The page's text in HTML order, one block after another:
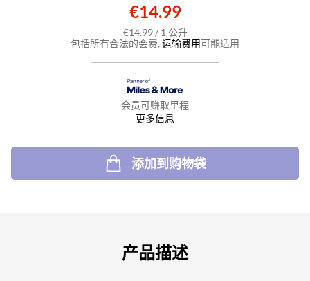
€14.99
€14.99/ 1 公升
包括所有合法的会费, 运输费用可能适用
会员可赚取里程
更多信息
添加到购物袋
产品描述